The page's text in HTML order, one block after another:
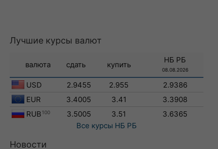
Лучшие курсы валют
валюта сдать купить
НБ РБ
08.08.2026
USD 2.9455 2.955
2.9386
EUR
3.4005 3.41
3.3908
RUB 100 3.5005 3.51
3.6365
Все курсы НБ РБ
Новости